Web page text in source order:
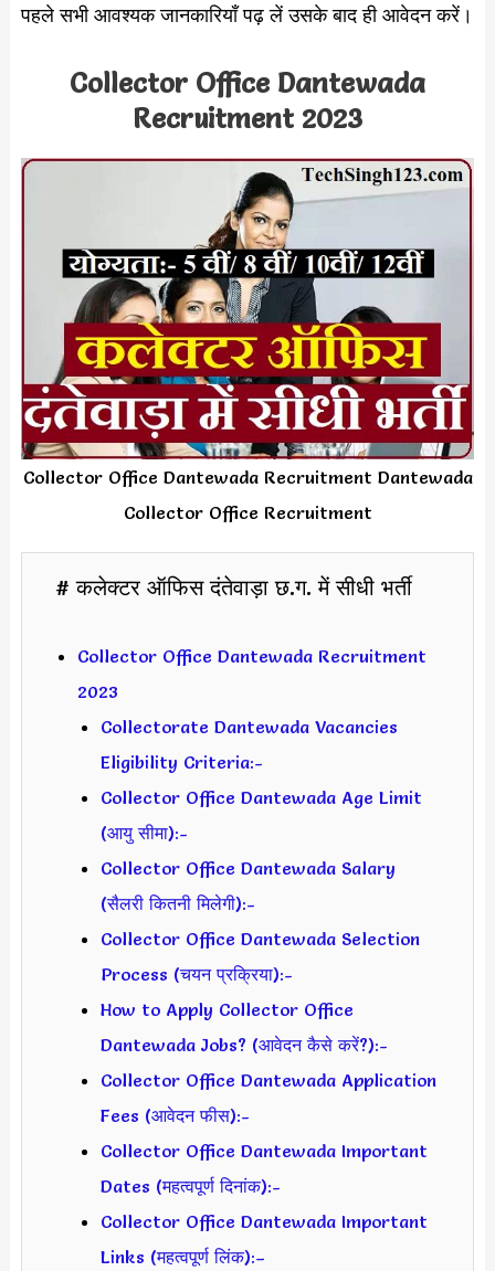
पहले सभी आवश्यक जानकारियाँ पढ़ लें उसके बाद ही आवेदन करें।
Collector Office Dantewada
Recruitment 2023
Collector Office Dantewada Recruitment Dantewada
Collector Office Recruitment
# कलेक्टर ऑफिस दंतेवाड़ा छ.ग. में सीधी भर्ती
Collector Office Dantewada Recruitment
2023
Collectorate Dantewada Vacancies
Eligibility Criteria:-
Collector Office Dantewada Age Limit
(आयु सीमा):-
Collector Office Dantewada Salary
(सैलरी कितनी मिलेगी):-
Collector Office Dantewada Selection
Process (चयन प्रक्रिया):-
How to Apply Collector Office
Dantewada Jobs? (आवेदन कैसे करें?):-
Collector Office Dantewada Application
Fees (आवेदन फीस):-
Collector Office Dantewada Important
Dates (महत्वपूर्ण दिनांक):-
Collector Office Dantewada Important
Links (महत्वपूर्ण लिंक):–